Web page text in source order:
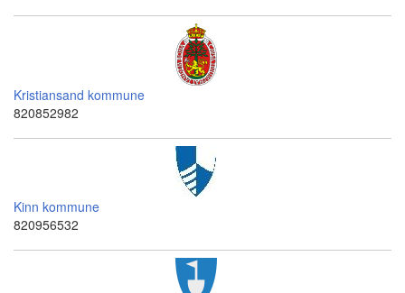
Kristiansand kommune
820852982
Kinn kommune
820956532